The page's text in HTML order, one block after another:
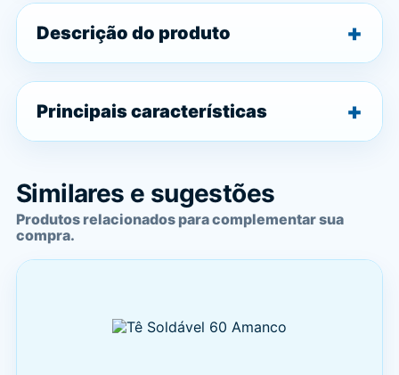
Descrição do produto
Principais características
Similares e sugestões
Produtos relacionados para complementar sua
compra.